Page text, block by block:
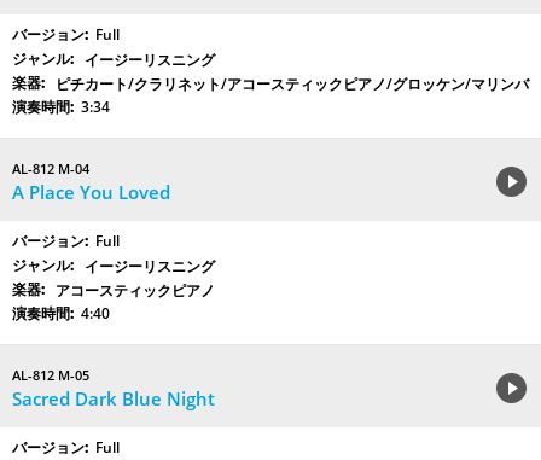
Full
イージーリスニング
ピチカート/クラリネット/アコースティックピアノ/グロッケン/マリンバ
3:34
AL-812 M-04
A Place You Loved
Full
イージーリスニング
アコースティックピアノ
4:40
AL-812 M-05
Sacred Dark Blue Night
Full